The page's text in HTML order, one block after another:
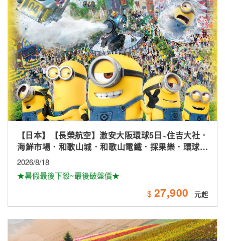
【日本】北海道輕鬆走.花田富良野.卡哇伊草泥馬.小樽
2026/9/17
★長榮航空★超值行程★
$36,900